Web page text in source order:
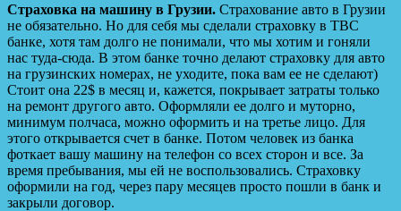
Страховка на машину в Грузии. Страхование авто в Грузии
не обязательно. Но для себя мы сделали страховку в TBC
банке, хотя там долго не понимали, что мы хотим и гоняли
нас туда-сюда. В этом банке точно делают страховку для авто
на грузинских номерах, не уходите, пока вам ее не сделают)
Стоит она 22$ в месяц и, кажется, покрывает затраты только
на ремонт другого авто. Оформляли ее долго и муторно,
минимум полчаса, можно оформить и на третье лицо. Для
этого открывается счет в банке. Потом человек из банка
фоткает вашу машину на телефон со всех сторон и все. За
время пребывания, мы ей не воспользовались. Страховку
оформили на год, через пару месяцев просто пошли в банк и
закрыли договор.